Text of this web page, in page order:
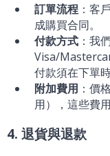
訂單流程 ：客
成購買合同。
付款方式 ：我
Visa/
付款須在下單
附加費用 ：價
用），這些費
4. 退貨與退款